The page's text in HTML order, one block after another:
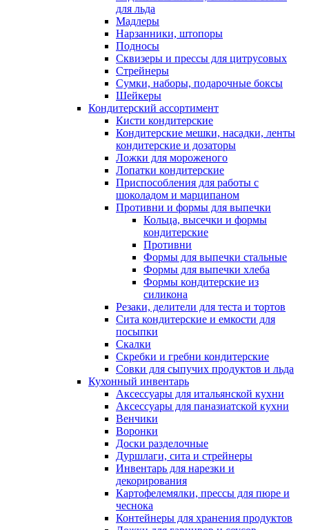
для льда
Мадлеры
Нарзанники, штопоры
Подносы
Сквизеры и прессы для цитрусовых
Стрейнеры
Сумки, наборы, подарочные боксы
Шейкеры
Кондитерский ассортимент
Кисти кондитерские
Кондитерские мешки, насадки, ленты
кондитерские и дозаторы
Ложки для мороженого
Лопатки кондитерские
Приспособления для работы с
шоколадом и марципаном
Противни и формы для выпечки
Кольца, высечки и формы
кондитерские
Противни
Формы для выпечки стальные
Формы для выпечки хлеба
Формы кондитерские из
силикона
Резаки, делители для теста и тортов
Сита кондитерские и емкости для
посыпки
Скалки
Скребки и гребни кондитерские
Совки для сыпучих продуктов и льда
Кухонный инвентарь
Аксессуары для итальянской кухни
Аксессуары для паназиатской кухни
Венчики
Воронки
Доски разделочные
Дуршлаги, сита и стрейнеры
Инвентарь для нарезки и
декорирования
Картофелемялки, прессы для пюре и
чеснока
Контейнеры для хранения продуктов